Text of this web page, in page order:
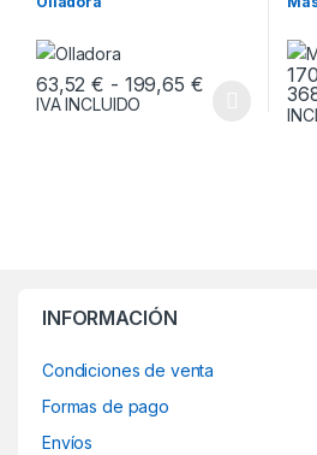
63,52€ - 199,65 €Rango de
IVA INCLUIDO
Este producto tiene múltiples
INFORMACIÓN
Condiciones de venta
Formas de pago
Envíos